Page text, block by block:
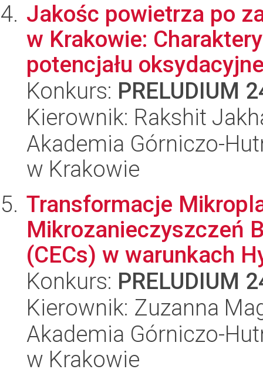
Jakośc powietrza po
w Krakowie:
potencjału
Konkurs: PRELUDIUM
Kierownik: Rakshit
Akademia Górniczo-
w Krakowie
Transformacje
Mikrozanieczyszczeń
(CECs) w warunkach
Konkurs: PRELUDIUM
Kierownik: Zuzanna
Akademia Górniczo-
w Krakowie